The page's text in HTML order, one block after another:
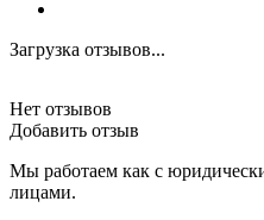
Загрузка отзывов...
Нет отзывов
Добавить отзыв
Мы работаем как с
лицами.